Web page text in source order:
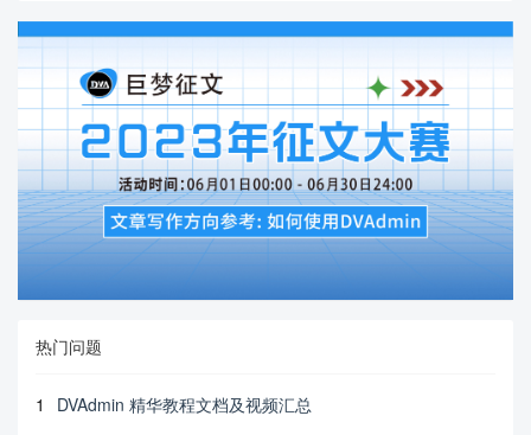
热门问题
1
DVAdmin 精华教程文档及视频汇总